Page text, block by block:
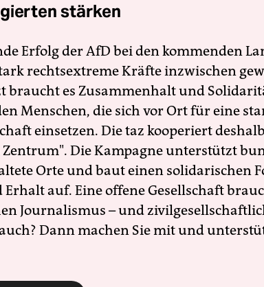
stärken
Erfolg der AfD bei den kommenden
rechtsextreme Kräfte inzwischen
braucht es Zusammenhalt und
Menschen, die sich vor Ort für eine
einsetzen. Die taz kooperiert
Die Kampagne unterstützt
Orte und baut einen solidarischen
Erhalt auf. Eine offene Gesellschaft
Journalismus – und
Dann machen Sie mit und